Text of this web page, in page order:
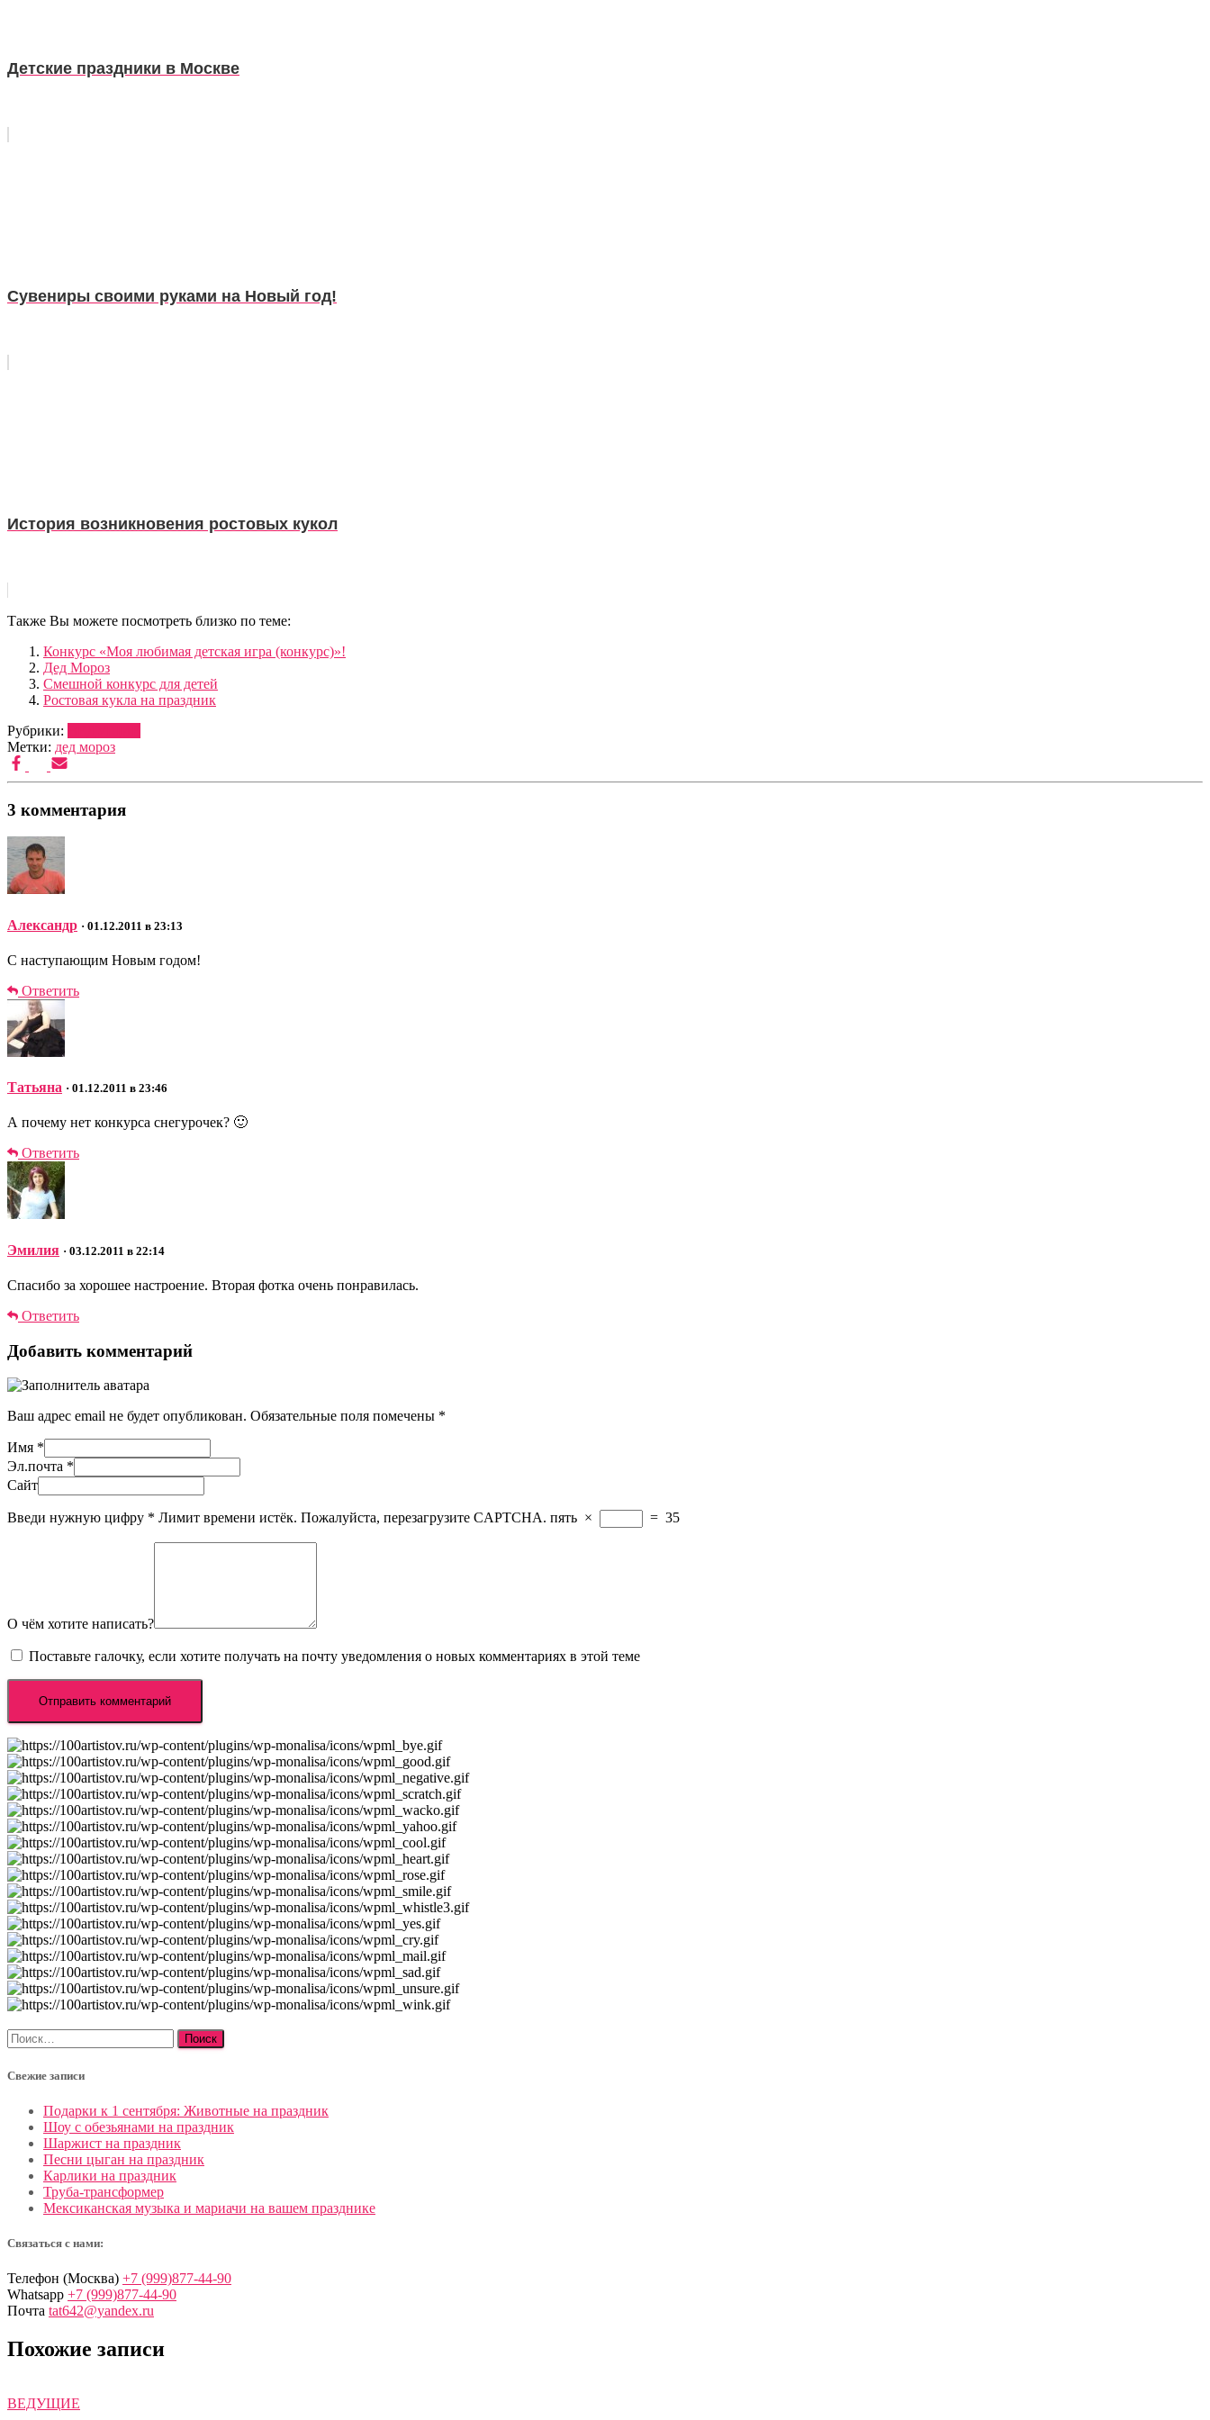
Детские праздники в Москве
Сувениры своими руками на Новый год!
История возникновения ростовых кукол
Также Вы можете посмотреть близко по теме:
Конкурс «Моя любимая детская игра (конкурс)»!
Дед Мороз
Смешной конкурс для детей
Ростовая кукла на праздник
Рубрики:
Метки: дед мороз
3 комментария
Александр · 01.12.2011 в 23:13
С наступающим Новым годом!
Ответить
Татьяна · 01.12.2011 в 23:46
А почему нет конкурса снегурочек? 🙂
Ответить
Эмилия · 03.12.2011 в 22:14
Спасибо за хорошее настроение. Вторая фотка очень понравилась.
Ответить
Добавить комментарий
Ваш адрес email не будет опубликован. Обязательные поля помечены *
Имя *
Эл.почта *
Сайт
Введи нужную цифру * Лимит времени истёк. Пожалуйста, перезагрузите CAPTCHA. пять × = 35
О чём хотите написать?
Поставьте галочку, если хотите получать на почту уведомления о новых комментариях в этой теме
Найти:
Свежие записи
Подарки к 1 сентября: Животные на праздник
Шоу с обезьянами на праздник
Шаржист на праздник
Песни цыган на праздник
Карлики на праздник
Труба-трансформер
Мексиканская музыка и мариачи на вашем празднике
Связаться с нами:
Телефон (Москва) +7 (999)877-44-90
Whatsapp +7 (999)877-44-90
Почта tat642@yandex.ru
Похожие записи
ВЕДУЩИЕ